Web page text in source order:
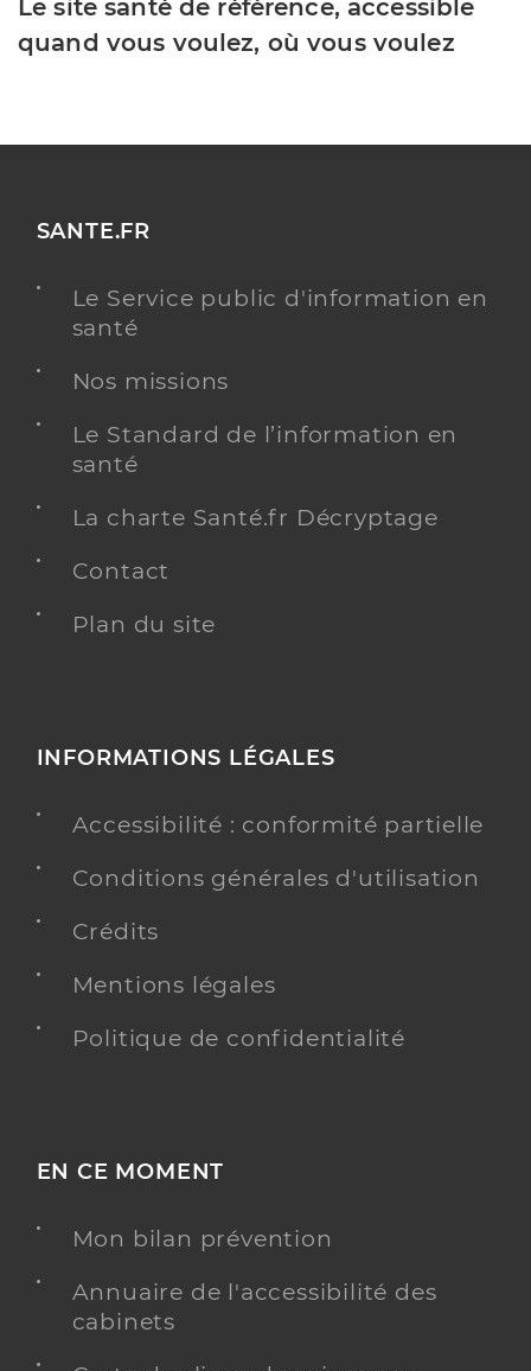
Le site santé de référence, accessible
quand vous voulez, où vous voulez
SANTE.FR
Le Service public d'information en
santé
Nos missions
Le Standard de l’information en
santé
La charte Santé.fr Décryptage
Contact
Plan du site
INFORMATIONS LÉGALES
Accessibilité : conformité partielle
Conditions générales d'utilisation
Crédits
Mentions légales
Politique de confidentialité
EN CE MOMENT
Mon bilan prévention
Annuaire de l'accessibilité des
cabinets